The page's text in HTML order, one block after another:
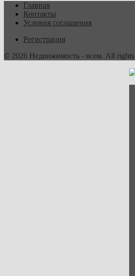
Главная
Контакты
Условия соглашения
Регистрация
© 2026 Недвижимость - всем. All rights